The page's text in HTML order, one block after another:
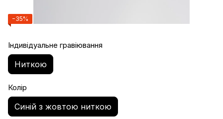
−35%
Індивідуальне гравіювання
Ниткою
Колір
Синій з жовтою ниткою